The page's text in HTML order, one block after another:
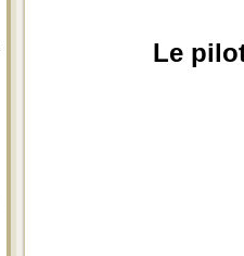
Le